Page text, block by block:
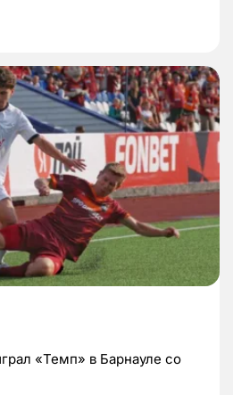
«Темп» в Барнауле со